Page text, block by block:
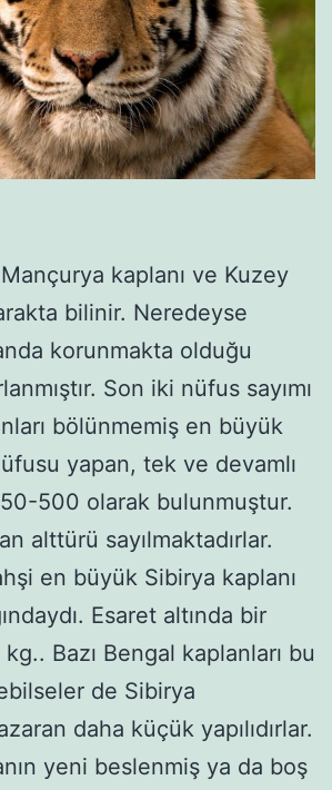
kaplanı ve Kuzey
bilinir. Neredeyse
korunmakta olduğu
Son iki nüfus sayımı
bölünmemiş en büyük
yapan, tek ve devamlı
500 olarak bulunmuştur.
alttürü sayılmaktadırlar.
en büyük Sibirya kaplanı
Esaret altında bir
Bazı Bengal kaplanları bu
de Sibirya
daha küçük yapılıdırlar.
yeni beslenmiş ya da boş